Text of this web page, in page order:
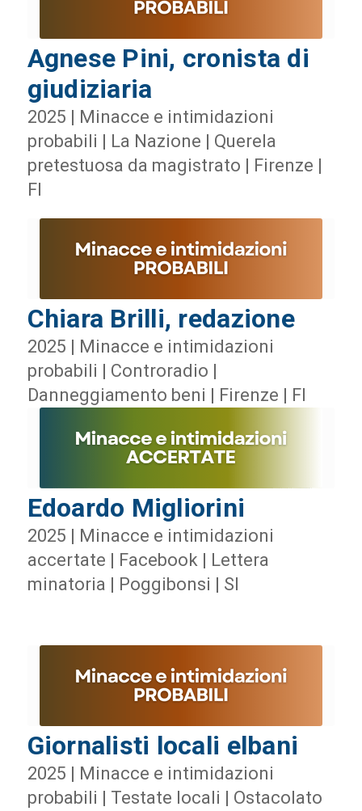
Agnese Pini, cronista di
giudiziaria
2025 | Minacce e intimidazioni
probabili | La Nazione | Querela
pretestuosa da magistrato | Firenze |
FI
Chiara Brilli, redazione
2025 | Minacce e intimidazioni
probabili | Controradio |
Danneggiamento beni | Firenze | FI
Edoardo Migliorini
2025 | Minacce e intimidazioni
accertate | Facebook | Lettera
minatoria | Poggibonsi | SI
Giornalisti locali elbani
2025 | Minacce e intimidazioni
probabili | Testate locali | Ostacolato